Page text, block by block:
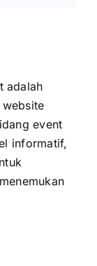
adalah
event
informatif,